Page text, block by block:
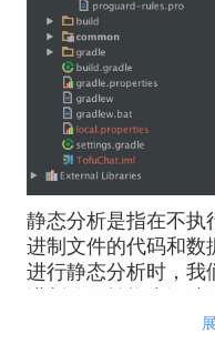
静态分析是指在不执
进制文件的代码和数
进行静态分析时，我
对SO文件进行静态